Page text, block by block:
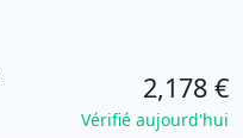
2,178 €
Vérifié aujourd'hui